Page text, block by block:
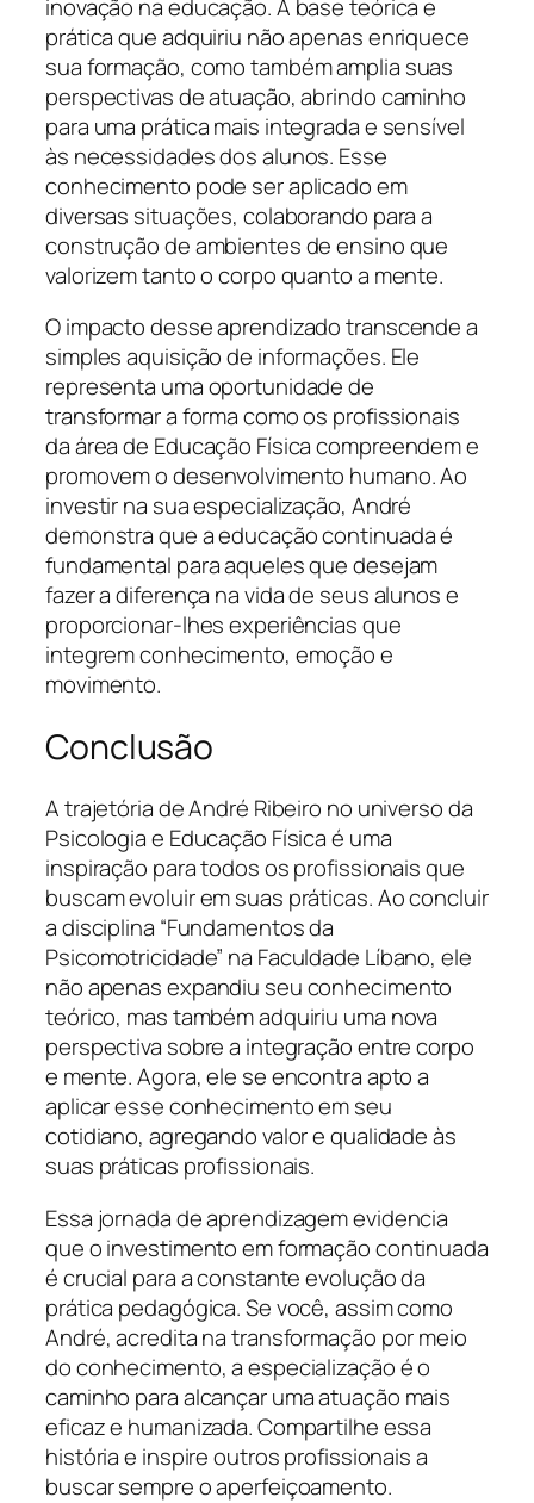
inovação na educação. A base teórica e
prática que adquiriu não apenas enriquece
sua formação, como também amplia suas
perspectivas de atuação, abrindo caminho
para uma prática mais integrada e sensível
às necessidades dos alunos. Esse
conhecimento pode ser aplicado em
diversas situações, colaborando para a
construção de ambientes de ensino que
valorizem tanto o corpo quanto a mente.
O impacto desse aprendizado transcende a
simples aquisição de informações. Ele
representa uma oportunidade de
transformar a forma como os profissionais
da área de Educação Física compreendem e
promovem o desenvolvimento humano. Ao
investir na sua especialização, André
demonstra que a educação continuada é
fundamental para aqueles que desejam
fazer a diferença na vida de seus alunos e
proporcionar-lhes experiências que
integrem conhecimento, emoção e
movimento.
Conclusão
A trajetória de André Ribeiro no universo da
Psicologia e Educação Física é uma
inspiração para todos os profissionais que
buscam evoluir em suas práticas. Ao concluir
a disciplina “Fundamentos da
Psicomotricidade” na Faculdade Líbano, ele
não apenas expandiu seu conhecimento
teórico, mas também adquiriu uma nova
perspectiva sobre a integração entre corpo
e mente. Agora, ele se encontra apto a
aplicar esse conhecimento em seu
cotidiano, agregando valor e qualidade às
suas práticas profissionais.
Essa jornada de aprendizagem evidencia
que o investimento em formação continuada
é crucial para a constante evolução da
prática pedagógica. Se você, assim como
André, acredita na transformação por meio
do conhecimento, a especialização é o
caminho para alcançar uma atuação mais
eficaz e humanizada. Compartilhe essa
história e inspire outros profissionais a
buscar sempre o aperfeiçoamento.